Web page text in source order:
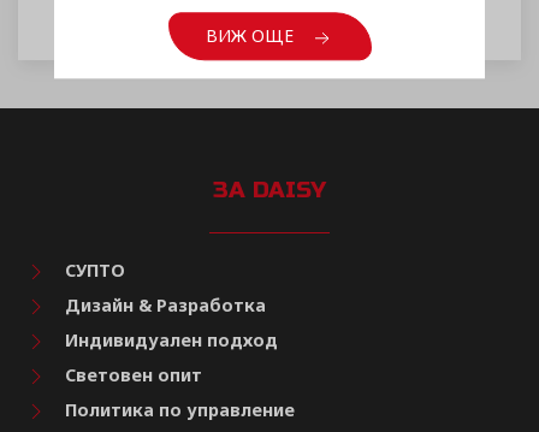
ЗА DAISY
СУПТО
Дизайн & Разработка
Индивидуален подход
Световен опит
Политика по управление
ВИЖ ОЩЕ